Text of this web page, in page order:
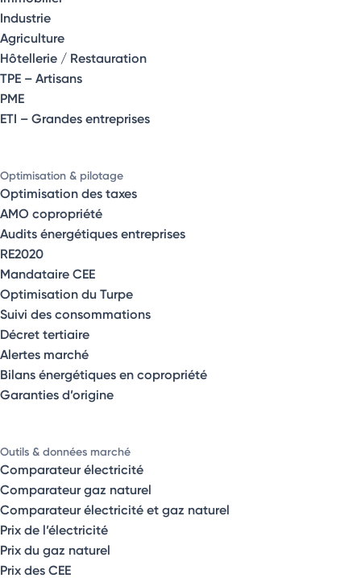
Industrie
Agriculture
Hôtellerie / Restauration
TPE – Artisans
PME
ETI – Grandes entreprises
Optimisation & pilotage
Optimisation des taxes
AMO copropriété
Audits énergétiques entreprises
RE2020
Mandataire CEE
Optimisation du Turpe
Suivi des consommations
Décret tertiaire
Alertes marché
Bilans énergétiques en copropriété
Garanties d’origine
Outils & données marché
Comparateur électricité
Comparateur gaz naturel
Comparateur électricité et gaz naturel
Prix de l’électricité
Prix du gaz naturel
Prix des CEE